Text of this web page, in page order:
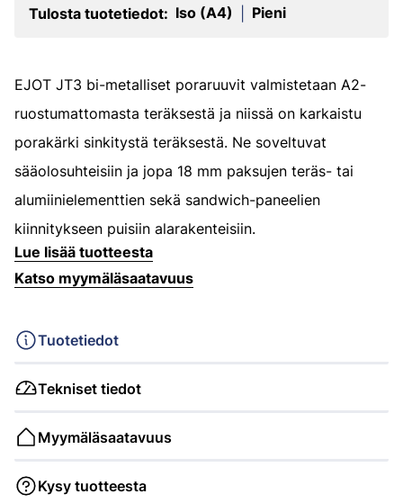
Tulosta tuotetiedot: Iso (A4) Pieni
EJOT JT3 bi-metalliset poraruuvit valmistetaan A2-
ruostumattomasta teräksestä ja niissä on karkaistu
porakärki sinkitystä teräksestä. Ne soveltuvat
sääolosuhteisiin ja jopa 18 mm paksujen teräs- tai
alumiinielementtien sekä sandwich-paneelien
kiinnitykseen puisiin alarakenteisiin.
Lue lisää tuotteesta
Katso myymäläsaatavuus
Tuotetiedot
Tekniset tiedot
Myymäläsaatavuus
Kysy tuotteesta